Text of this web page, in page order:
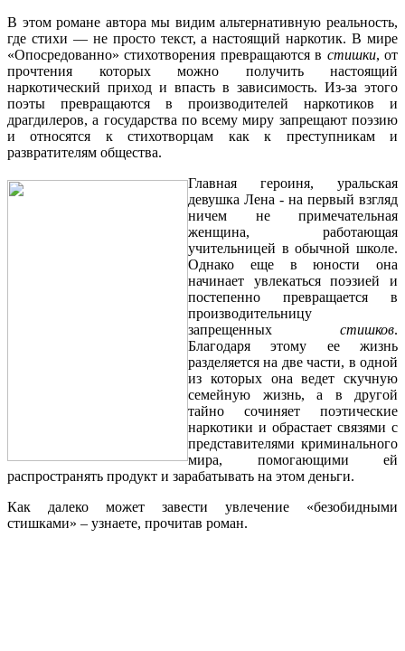
В этом романе автора мы видим альтернативную реальность,
где стихи — не просто текст, а настоящий наркотик. В мире
«Опосредованно» стихотворения превращаются в стишки, от
прочтения которых можно получить настоящий
наркотический приход и впасть в зависимость. Из-за этого
поэты превращаются в производителей наркотиков и
драгдилеров, а государства по всему миру запрещают поэзию
и относятся к стихотворцам как к преступникам и
развратителям общества.
Главная героиня, уральская
девушка Лена - на первый взгляд
ничем не примечательная
женщина, работающая
учительницей в обычной школе.
Однако еще в юности она
начинает увлекаться поэзией и
постепенно превращается в
производительницу
запрещенных стишков.
Благодаря этому ее жизнь
разделяется на две части, в одной
из которых она ведет скучную
семейную жизнь, а в другой
тайно сочиняет поэтические
наркотики и обрастает связями с
представителями криминального
мира, помогающими ей
распространять продукт и зарабатывать на этом деньги.
Как далеко может завести увлечение «безобидными
стишками» – узнаете, прочитав роман.